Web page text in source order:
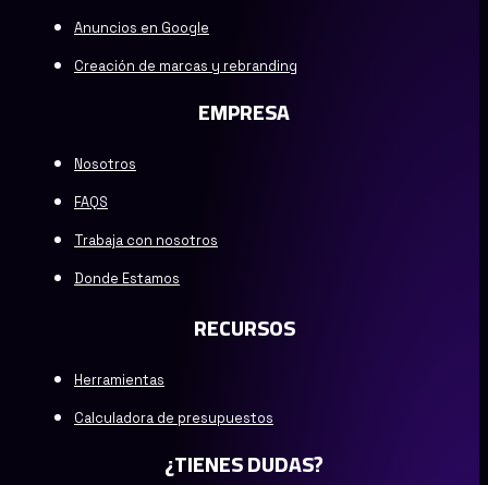
Anuncios en Google
Creación de marcas y rebranding
EMPRESA
Nosotros
FAQS
Trabaja con nosotros
Donde Estamos
RECURSOS
Herramientas
Calculadora de presupuestos
¿TIENES DUDAS?